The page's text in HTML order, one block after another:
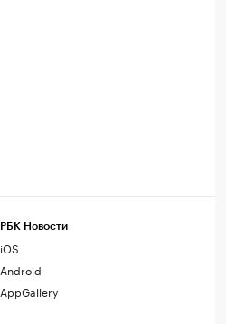
РБК Новости
iOS
Android
AppGallery